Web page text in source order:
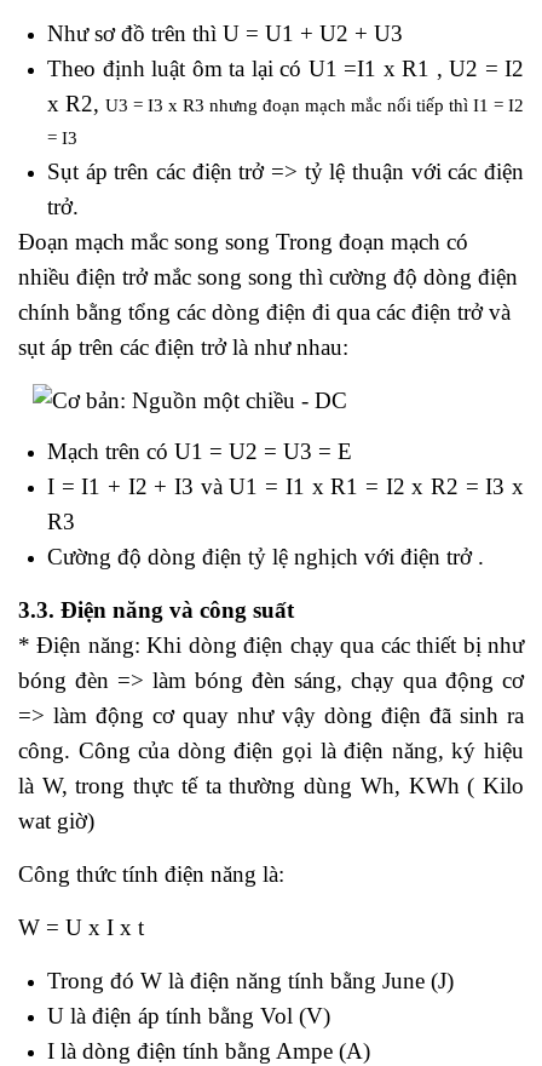
Như sơ đồ trên thì U = U1 + U2 + U3
Theo định luật ôm ta lại có U1 =I1 x R1 , U2 = I2
x R2, U3 = I3 x R3 nhưng đoạn mạch mắc nối tiếp thì I1 = I2
= I3
Sụt áp trên các điện trở => tỷ lệ thuận với các điện
trở.
Đoạn mạch mắc song song Trong đoạn mạch có
nhiều điện trở mắc song song thì cường độ dòng điện
chính bằng tổng các dòng điện đi qua các điện trở và
sụt áp trên các điện trở là như nhau:
Mạch trên có U1 = U2 = U3 = E
I = I1 + I2 + I3 và U1 = I1 x R1 = I2 x R2 = I3 x
R3
Cường độ dòng điện tỷ lệ nghịch với điện trở .
3.3. Điện năng và công suất
* Điện năng:Khi dòng điện chạy qua các thiết bị như
bóng đèn => làm bóng đèn sáng, chạy qua động cơ
=> làm động cơ quay như vậy dòng điện đã sinh ra
công. Công của dòng điện gọi là điện năng, ký hiệu
là W, trong thực tế ta thường dùng Wh, KWh ( Kilo
wat giờ)
Công thức tính điện năng là:
W = U x I x t
Trong đó W là điện năng tính bằng June (J)
U là điện áp tính bằng Vol (V)
I là dòng điện tính bằng Ampe (A)